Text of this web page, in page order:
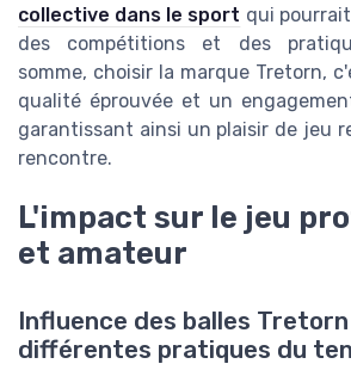
collective dans le sport qui
des compétitions et des
somme, choisir la marque Tretorn,
qualité éprouvée et un
garantissant ainsi un plaisir de jeu
rencontre.
L'impact sur le jeu
et amateur
Influence des balles
différentes pratiques du